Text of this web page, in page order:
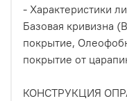
- Характеристики
Базовая кривизна
покрытие,
покрытие от
КОНСТРУКЦИЯ